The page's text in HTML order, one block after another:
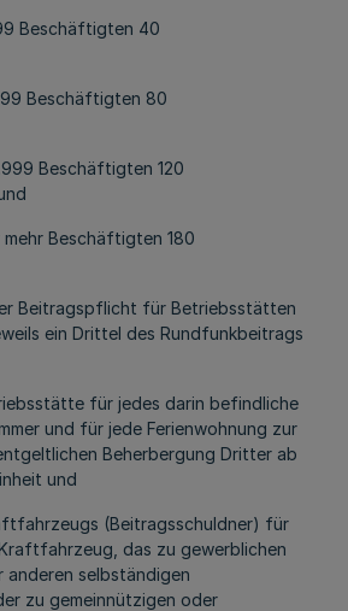
Beschäftigten 40
Beschäftigten 80
Beschäftigten 120
Beschäftigten 180
Beitragspflicht für Betriebsstätten
ein Drittel des Rundfunkbeitrags
für jedes darin befindliche
und für jede Ferienwohnung zur
Beherbergung Dritter ab
und
(Beitragsschuldner) für
das zu gewerblichen
anderen selbständigen
zu gemeinnützigen oder